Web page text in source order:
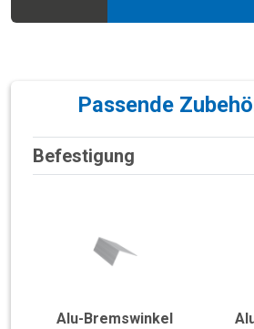
Passende
Befestigung
Alu-Bremswinkel